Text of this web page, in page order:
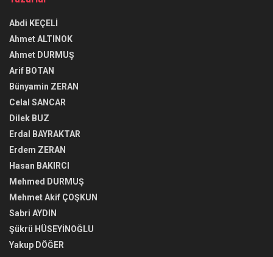
Abdi KEÇELİ
Ahmet ALTINOK
Ahmet DURMUŞ
Arif BOTAN
Bünyamin ZERAN
Celal SANCAR
Dilek BUZ
Erdal BAYRAKTAR
Erdem ZERAN
Hasan BAKIRCI
Mehmed DURMUŞ
Mehmet Akif ÇOŞKUN
Sabri AYDIN
Şükrü HÜSEYİNOĞLU
Yakup DÖĞER